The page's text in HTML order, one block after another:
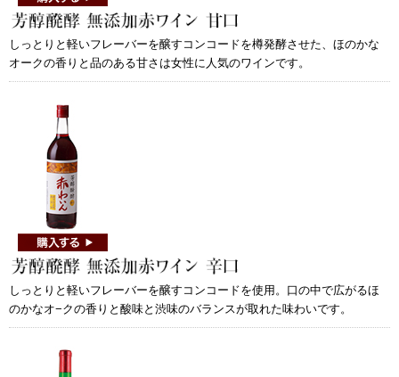
しっとりと軽いフレーバーを醸すコンコードを樽発酵させた、ほのかな
オークの香りと品のある甘さは女性に人気のワインです。
しっとりと軽いフレーバーを醸すコンコードを使用。口の中で広がるほ
のかなオ−クの香りと酸味と渋味のバランスが取れた味わいです。